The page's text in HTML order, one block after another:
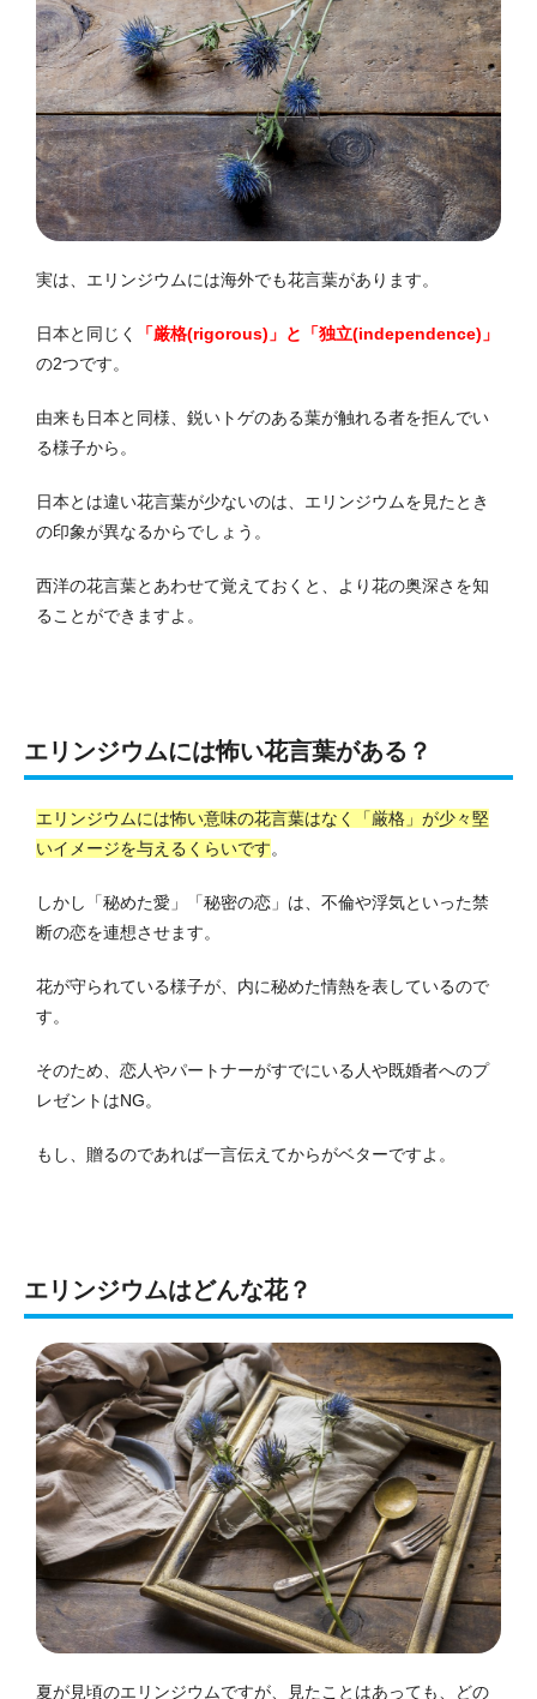
実は、エリンジウムには海外でも花言葉があります。
日本と同じく
「厳格(rigorous)」と「独立(independence)」
の2つです。
由来も日本と同様、鋭いトゲのある葉が触れる者を拒んでい
る様子から。
日本とは違い花言葉が少ないのは、エリンジウムを見たとき
の印象が異なるからでしょう。
西洋の花言葉とあわせて覚えておくと、より花の奥深さを知
ることができますよ。
エリンジウムには怖い花言葉がある？
エリンジウムには怖い意味の花言葉はなく「厳格」が少々堅
いイメージを与えるくらいです。
しかし「秘めた愛」「秘密の恋」は、不倫や浮気といった禁
断の恋を連想させます。
花が守られている様子が、内に秘めた情熱を表しているので
す。
そのため、恋人やパートナーがすでにいる人や既婚者へのプ
レゼントはNG。
もし、贈るのであれば一言伝えてからがベターですよ。
エリンジウムはどんな花？
夏が見頃のエリンジウムですが、見たことはあっても、どの